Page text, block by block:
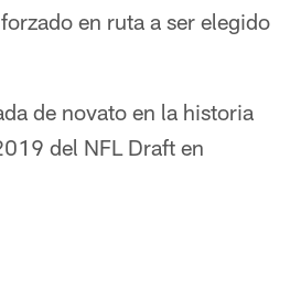
en ruta a ser elegido
de novato en la historia
del NFL Draft en